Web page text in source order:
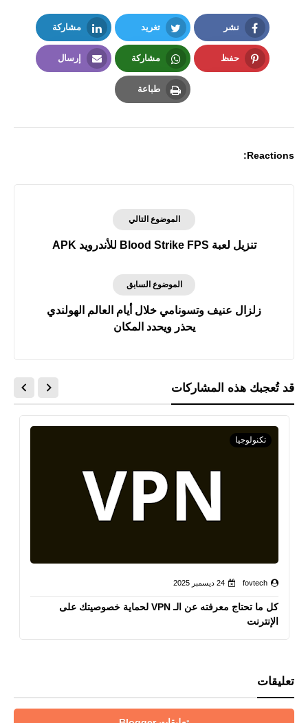
نشر
Facebook
تغريد
Twitter
مشاركة
LinkedIn
حفظ مشاركة
Whatsapp
إرسال
طباعة
Reactions:
الموضوع التالي
تنزيل لعبة Blood Strike FPS للأندرويد APK
الموضوع السابق
زلزال عنيف وتسونامي خلال أيام العالم الهولندي
يحذر ويحدد المكان
قد تُعجبك هذه المشاركات
تكنولوجيا
fovtech 24 ديسمبر 2025
كل ما تحتاج معرفته عن الـ VPN لحماية خصوصيتك على
الإنترنت
تعليقات